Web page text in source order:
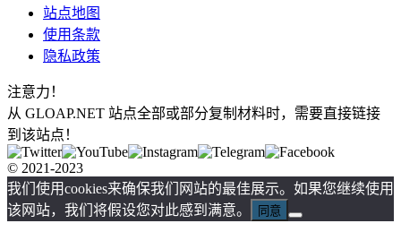
站点地图
使用条款
隐私政策
注意力！
从 GLOAP.NET 站点全部或部分复制材料时，需要直接链接
到该站点！
© 2021-2023
我们使用cookies来确保我们网站的最佳展示。如果您继续使用
该网站，我们将假设您对此感到满意。
同意